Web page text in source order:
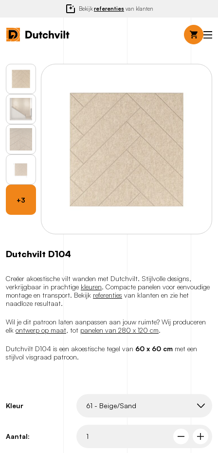
Bekijk referenties van klanten
+3
Dutchvilt D104
Creëer akoestische vilt wanden met Dutchvilt. Stijlvolle designs,
verkrijgbaar in prachtige kleuren. Compacte panelen voor eenvoudige
montage en transport. Bekijk referenties van klanten en zie het
naadloze resultaat.
Wil je dit patroon laten aanpassen aan jouw ruimte? Wij produceren
elk ontwerp op maat, tot panelen van 280 x 120 cm.
Dutchvilt D104 is een akoestische tegel van 60 x 60 cm met een
stijlvol visgraad patroon.
Kleur
Aantal: